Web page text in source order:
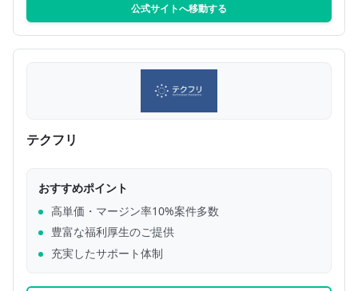
公式サイトへ移動する
テクフリ
おすすめポイント
高単価・マージン率10%案件多数
豊富な福利厚生のご提供
充実したサポート体制